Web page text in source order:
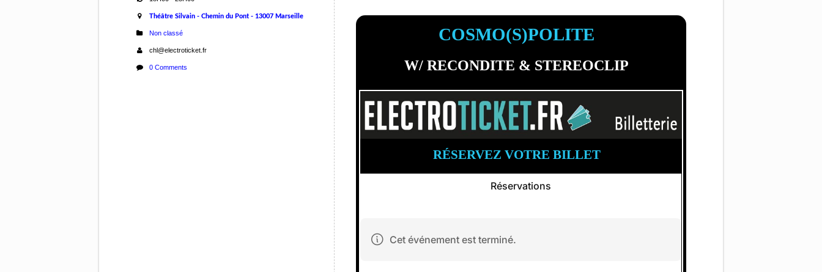
Théâtre Silvain - Chemin du Pont - 13007 Marseille
Non classé
chl@electroticket.fr
0 Comments
COSMO(S)POLITE
W/ RECONDITE & STEREOCLIP
RÉSERVEZ VOTRE BILLET